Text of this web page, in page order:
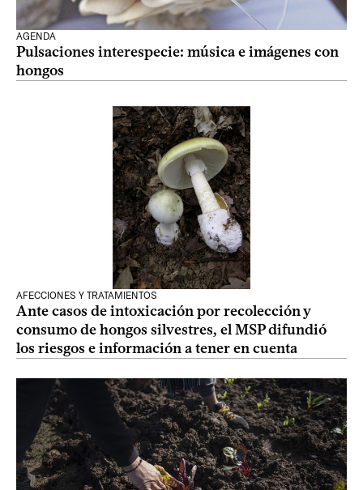
AGENDA
Pulsaciones interespecie: música e imágenes con
hongos
AFECCIONES Y TRATAMIENTOS
Ante casos de intoxicación por recolección y
consumo de hongos silvestres, el MSP difundió
los riesgos e información a tener en cuenta